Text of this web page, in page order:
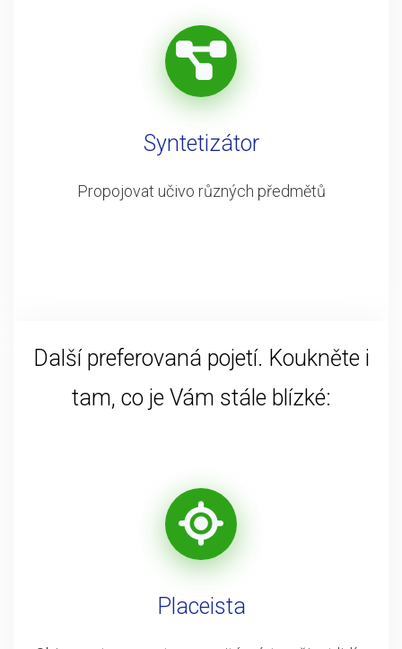
Syntetizátor
Propojovat učivo různých předmětů
Další preferovaná pojetí. Koukněte i
tam, co je Vám stále blízké:
Placeista